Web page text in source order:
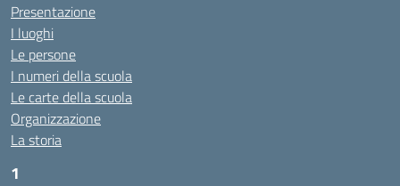
Presentazione
I luoghi
Le persone
I numeri della scuola
Le carte della scuola
Organizzazione
La storia
1